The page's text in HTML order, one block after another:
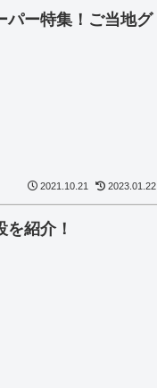
パー特集！ご当地グ
2021.10.21 2023.01.22
紹介！